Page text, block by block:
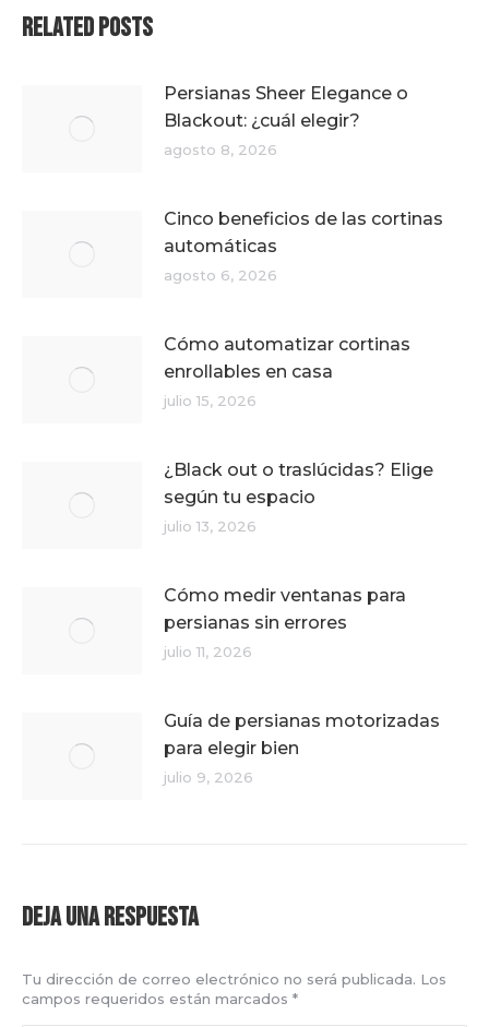
Related Posts
Persianas Sheer Elegance o
Blackout: ¿cuál elegir?
agosto 8, 2026
Cinco beneficios de las cortinas
automáticas
agosto 6, 2026
Cómo automatizar cortinas
enrollables en casa
julio 15, 2026
¿Black out o traslúcidas? Elige
según tu espacio
julio 13, 2026
Cómo medir ventanas para
persianas sin errores
julio 11, 2026
Guía de persianas motorizadas
para elegir bien
julio 9, 2026
Deja una respuesta
Tu dirección de correo electrónico no será publicada. Los
campos requeridos están marcados *